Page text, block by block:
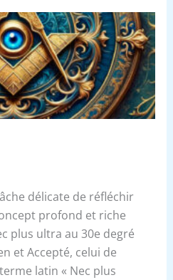
délicate de réfléchir
profond et riche
plus ultra au 30e degré
et Accepté, celui de
latin « Nec plus